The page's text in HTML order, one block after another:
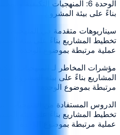
الوحدة 6: المنهجيات التكيفية
بناءً على بيئة المشروع
سيناريوهات متقدمة في المنهجيات
تخطيط المشاريع بناءً على بيئة
عملية مرتبطة بموضوع الوحدة
مؤشرات المخاطر لـ المنهجيات
المشاريع بناءً على بيئة المشروع:
مرتبطة بموضوع الوحدة
الدروس المستفادة من المنهجيات
تخطيط المشاريع بناءً على بيئة
عملية مرتبطة بموضوع الوحدة